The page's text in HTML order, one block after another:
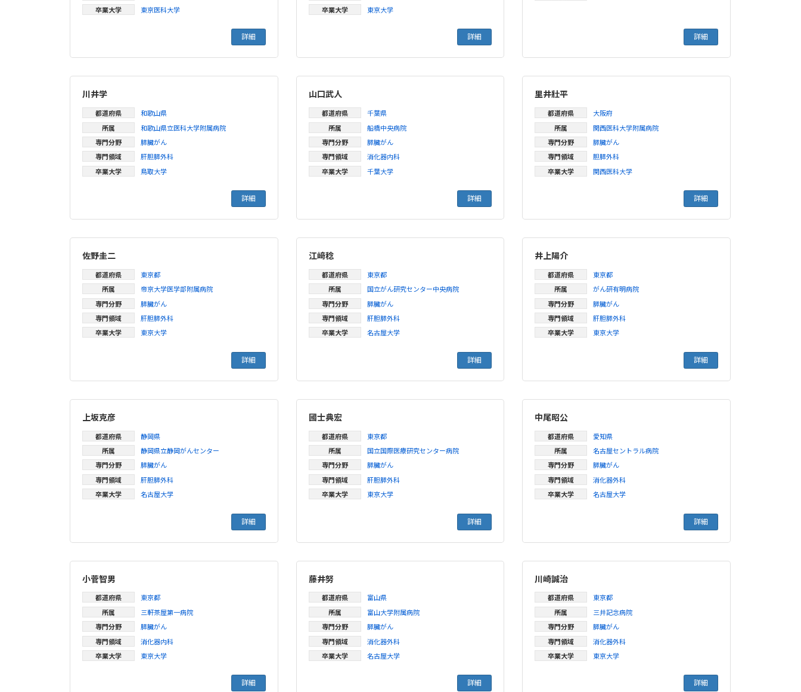
卒業大学
東京医科大学
詳細
卒業大学
東京大学
詳細 詳細
川井学
都道府県
和歌山県
所属
和歌山県立医科大学附属病院
専門分野
膵臓がん
専門領域
肝胆膵外科
卒業大学
鳥取大学
詳細
山口武人
都道府県
千葉県
所属
船橋中央病院
専門分野
膵臓がん
専門領域
消化器内科
卒業大学
千葉大学
詳細
里井壯平
都道府県
大阪府
所属
関西医科大学附属病院
専門分野
膵臓がん
専門領域
胆膵外科
卒業大学
関西医科大学
詳細
佐野圭二
都道府県
東京都
所属
帝京大学医学部附属病院
専門分野
膵臓がん
専門領域
肝胆膵外科
卒業大学
東京大学
詳細
江﨑稔
都道府県
東京都
所属
国立がん研究センター中央病院
専門分野
膵臓がん
専門領域
肝胆膵外科
卒業大学
名古屋大学
詳細
井上陽介
都道府県
東京都
所属
がん研有明病院
専門分野
膵臓がん
専門領域
肝胆膵外科
卒業大学
東京大学
詳細
上坂克彦
都道府県
静岡県
所属
静岡県立静岡がんセンター
専門分野
膵臓がん
専門領域
肝胆膵外科
卒業大学
名古屋大学
詳細
國士典宏
都道府県
東京都
所属
国立国際医療研究センター病院
専門分野
膵臓がん
専門領域
肝胆膵外科
卒業大学
東京大学
詳細
中尾昭公
都道府県
愛知県
所属
名古屋セントラル病院
専門分野
膵臓がん
専門領域
消化器外科
卒業大学
名古屋大学
詳細
小菅智男
都道府県
東京都
所属
三軒茶屋第一病院
専門分野
膵臓がん
専門領域
消化器内科
卒業大学
東京大学
詳細
藤井努
都道府県
富山県
所属
富山大学附属病院
専門分野
膵臓がん
専門領域
消化器外科
卒業大学
名古屋大学
詳細
川崎誠治
都道府県
東京都
所属
三井記念病院
専門分野
膵臓がん
専門領域
消化器外科
卒業大学
東京大学
詳細